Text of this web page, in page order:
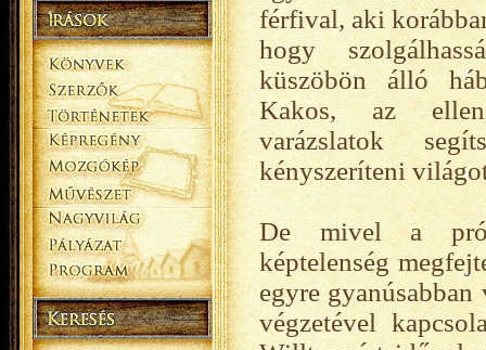
férfival, aki
hogy
küszöbön álló
Kakos, az
varázslatok
kényszeríteni
De mivel a
képtelenség
egyre
végzetével